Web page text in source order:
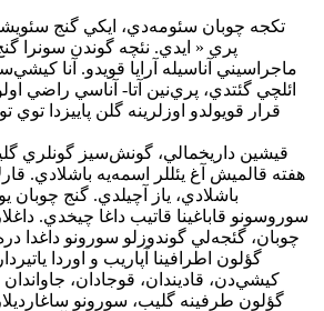
پري « ايدي. نئچه گوندن سونرا
ماجراسيني آناسيله آرايا قويدو. آنا
ائلچي گئتدي، پري‌نين آتا- آناسي راضي
قرار قويولدو اوزلرينه گلن پاييزدا توي
قيشين داريخمالي، گونش‌سيز گونلري
هفته قالميش آغ يئللر اسمه‌يه باشلادي.
باشلادي، ياز آچيلدي. گنج چوبان
سوروسونو قاباغينا قاتيب داغا چيخدي.
چوبان، گئجه‌لي گوندوزلو سورونو داغدا
گؤلون اطرافينا آپاريب و اوردا
کيشي‌دن، قاديندان، قوجادان،
گؤلون طرفينه گليب، سورونو